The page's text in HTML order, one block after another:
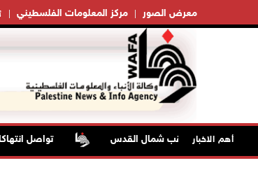
مركز المعلومات الفلسطيني معرض الصور
أهم الاخبار تواصل انتهاكات